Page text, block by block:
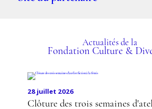
Actualités de la
Fondation Culture &
28 juillet 2026
Clôture des trois semaines